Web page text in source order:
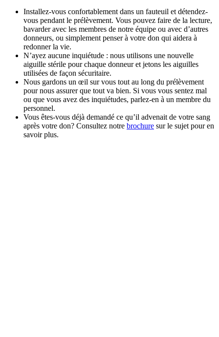
Installez-vous confortablement dans un fauteuil et détendez-
vous pendant le prélèvement. Vous pouvez faire de la lecture,
bavarder avec les membres de notre équipe ou avec d’autres
donneurs, ou simplement penser à votre don qui aidera à
redonner la vie.
N’ayez aucune inquiétude : nous utilisons une nouvelle
aiguille stérile pour chaque donneur et jetons les aiguilles
utilisées de façon sécuritaire.
Nous gardons un œil sur vous tout au long du prélèvement
pour nous assurer que tout va bien. Si vous vous sentez mal
ou que vous avez des inquiétudes, parlez-en à un membre du
personnel.
Vous êtes-vous déjà demandé ce qu’il advenait de votre sang
après votre don? Consultez notre brochure sur le sujet pour en
savoir plus.